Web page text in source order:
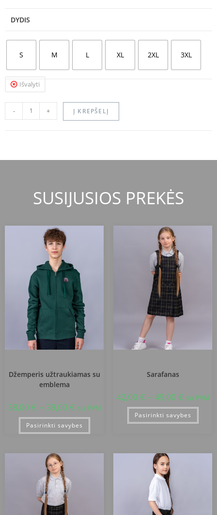
DYDIS
S M L XL 2XL 3XL
Išvalyti
- + Į KREPŠELĮ
SUSIJUSIOS PREKĖS
Džemperis užtraukiamas su
emblema
38,00 € – 39,00 € su PVM
Pasirinkti savybes
Sarafanas
42,00 € – 49,00 € su PVM
Pasirinkti savybes